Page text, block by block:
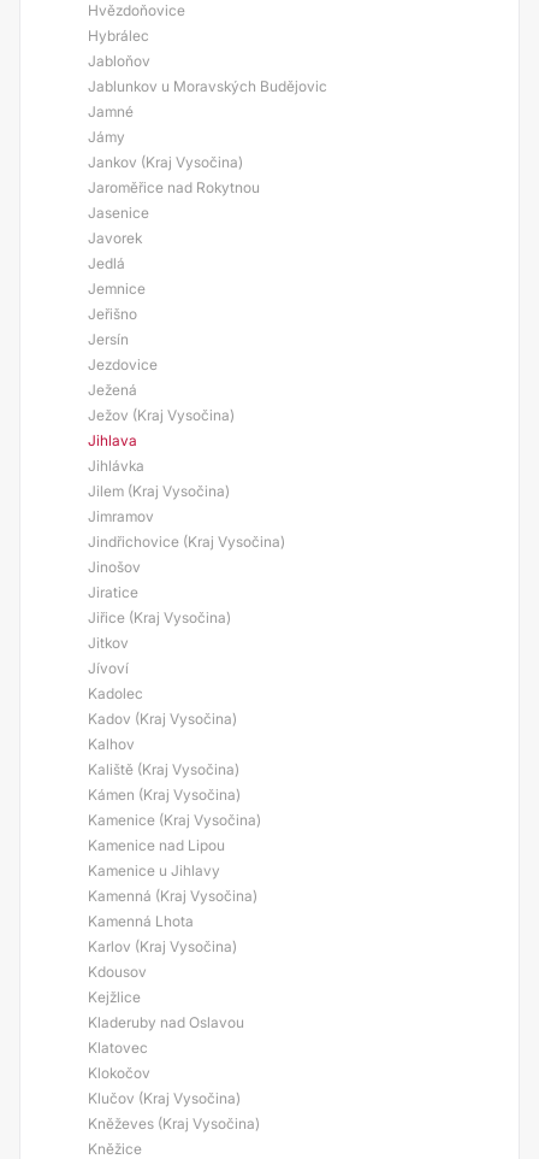
Hvězdoňovice
Hybrálec
Jabloňov
Jablunkov u Moravských Budějovic
Jamné
Jámy
Jankov (Kraj Vysočina)
Jaroměřice nad Rokytnou
Jasenice
Javorek
Jedlá
Jemnice
Jeřišno
Jersín
Jezdovice
Ježená
Ježov (Kraj Vysočina)
Jihlava
Jihlávka
Jilem (Kraj Vysočina)
Jimramov
Jindřichovice (Kraj Vysočina)
Jinošov
Jiratice
Jiřice (Kraj Vysočina)
Jitkov
Jívoví
Kadolec
Kadov (Kraj Vysočina)
Kalhov
Kaliště (Kraj Vysočina)
Kámen (Kraj Vysočina)
Kamenice (Kraj Vysočina)
Kamenice nad Lipou
Kamenice u Jihlavy
Kamenná (Kraj Vysočina)
Kamenná Lhota
Karlov (Kraj Vysočina)
Kdousov
Kejžlice
Kladeruby nad Oslavou
Klatovec
Klokočov
Klučov (Kraj Vysočina)
Kněževes (Kraj Vysočina)
Kněžice